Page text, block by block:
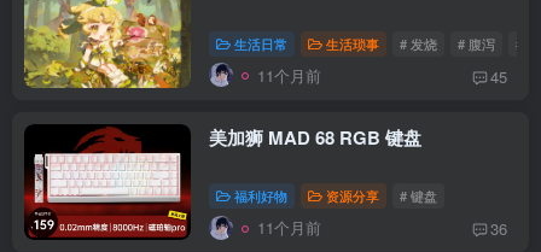
生活日常 生活琐事 # 发烧 # 腹泻 #
11个月前 45
美加狮 MAD 68 RGB 键盘
福利好物 资源分享 # 键盘
11个月前 36